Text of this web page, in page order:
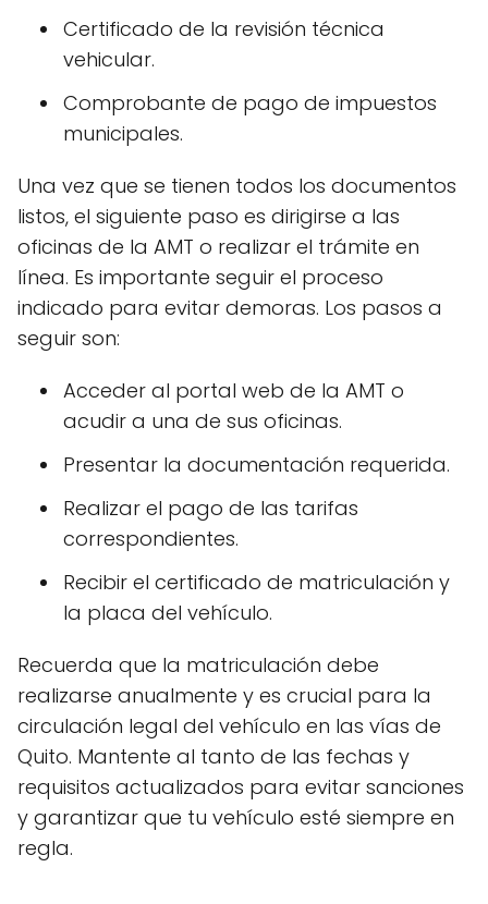
Certificado de la revisión técnica
vehicular.
Comprobante de pago de impuestos
municipales.
Una vez que se tienen todos los documentos
listos, el siguiente paso es dirigirse a las
oficinas de la AMT o realizar el trámite en
línea. Es importante seguir el proceso
indicado para evitar demoras. Los pasos a
seguir son:
Acceder al portal web de la AMT o
acudir a una de sus oficinas.
Presentar la documentación requerida.
Realizar el pago de las tarifas
correspondientes.
Recibir el certificado de matriculación y
la placa del vehículo.
Recuerda que la matriculación debe
realizarse anualmente y es crucial para la
circulación legal del vehículo en las vías de
Quito. Mantente al tanto de las fechas y
requisitos actualizados para evitar sanciones
y garantizar que tu vehículo esté siempre en
regla.